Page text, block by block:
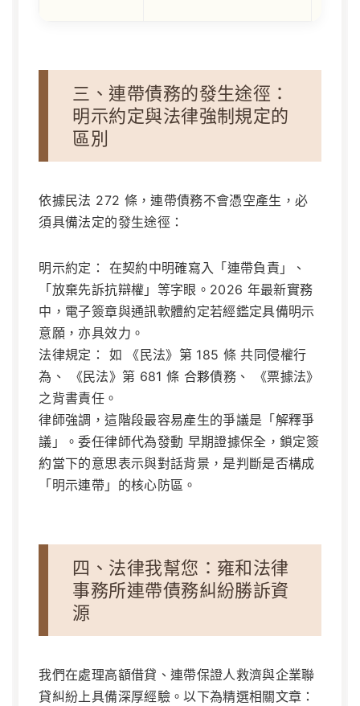
三、連帶債務的發生途徑：
明示約定與法律強制規定的
區別
依據民法 272 條，連帶債務不會憑空產生，必
須具備法定的發生途徑：
明示約定：
在契約中明確寫入「連帶負責」、
「放棄先訴抗辯權」等字眼。2026 年最新實務
中，電子簽章與通訊軟體約定若經鑑定具備明示
意願，亦具效力。
法律規定：
如 《民法》第 185 條 共同侵權行
為、
《民法》第 681 條 合夥債務、
《票據法》
之背書責任。
律師強調，這階段最容易產生的爭議是「解釋爭
議」。委任律師代為發動 早期證據保全 ，鎖定簽
約當下的意思表示與對話背景，是判斷是否構成
「明示連帶」的核心防區。
四、法律我幫您：雍和法律
事務所連帶債務糾紛勝訴資
源
我們在處理高額借貸、連帶保證人救濟與企業聯
貸糾紛上具備深厚經驗。以下為精選相關文章：